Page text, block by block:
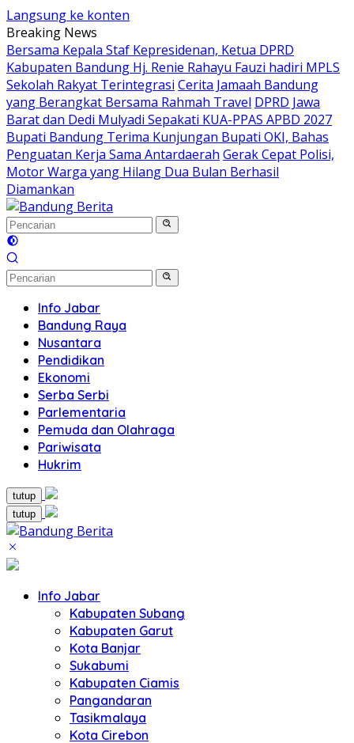
Langsung ke konten
Breaking News
Bersama Kepala Staf Kepresidenan, Ketua DPRD
Kabupaten Bandung Hj. Renie Rahayu Fauzi hadiri MPLS
Sekolah Rakyat Terintegrasi Cerita Jamaah Bandung
yang Berangkat Bersama Rahmah Travel DPRD Jawa
Barat dan Dedi Mulyadi Sepakati KUA-PPAS APBD 2027
Bupati Bandung Terima Kunjungan Bupati OKI, Bahas
Penguatan Kerja Sama Antardaerah Gerak Cepat Polisi,
Motor Warga yang Hilang Dua Bulan Berhasil
Diamankan
Info Jabar
Bandung Raya
Nusantara
Pendidikan
Ekonomi
Serba Serbi
Parlementaria
Pemuda dan Olahraga
Pariwisata
Hukrim
tutup
tutup
Info Jabar
Kabupaten Subang
Kabupaten Garut
Kota Banjar
Sukabumi
Kabupaten Ciamis
Pangandaran
Tasikmalaya
Kota Cirebon